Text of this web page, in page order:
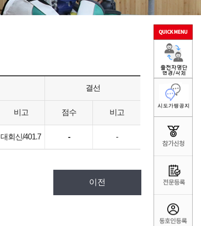
결선
비고 점수 비고
대회신/401.7 - -
이전